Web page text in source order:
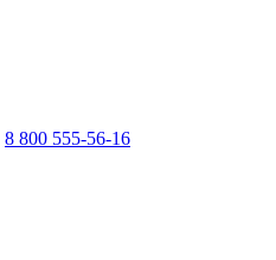
8 800 555-56-16